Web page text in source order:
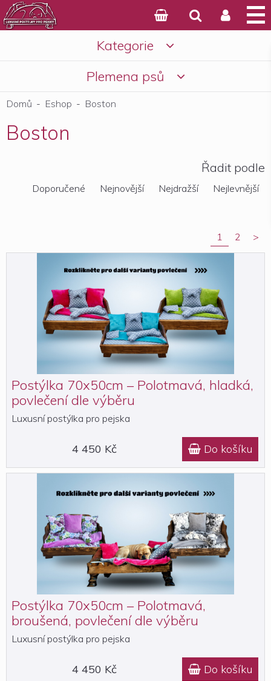

Košík


Kategorie

Plemena psů

Domů - Eshop - Boston
Boston
Řadit podle
Doporučené Nejnovější Nejdražší Nejlevnější
1 2 >
Postýlka 70x50cm – Polotmavá, hladká,
povlečení dle výběru
Luxusní postýlka pro pejska
4 450 Kč  Do košíku
Postýlka 70x50cm – Polotmavá,
broušená, povlečení dle výběru
Luxusní postýlka pro pejska
4 450 Kč  Do košíku